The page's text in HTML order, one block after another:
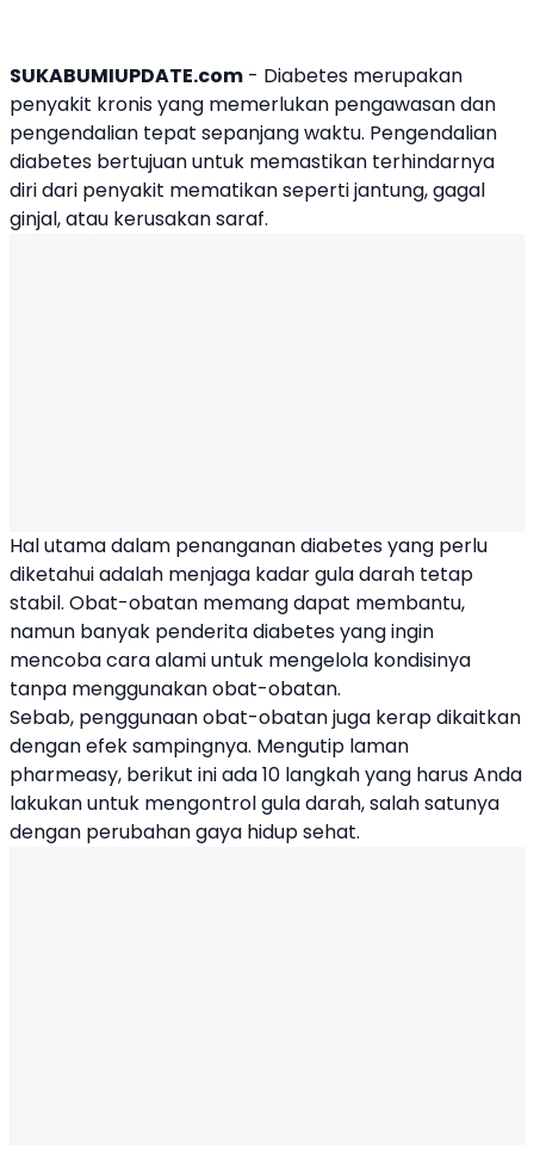
SUKABUMIUPDATE.com - Diabetes merupakan
penyakit kronis yang memerlukan pengawasan dan
pengendalian tepat sepanjang waktu. Pengendalian
diabetes bertujuan untuk memastikan terhindarnya
diri dari penyakit mematikan seperti jantung, gagal
ginjal, atau kerusakan saraf.
Hal utama dalam penanganan diabetes yang perlu
diketahui adalah menjaga kadar gula darah tetap
stabil. Obat-obatan memang dapat membantu,
namun banyak penderita diabetes yang ingin
mencoba cara alami untuk mengelola kondisinya
tanpa menggunakan obat-obatan.
Sebab, penggunaan obat-obatan juga kerap dikaitkan
dengan efek sampingnya. Mengutip laman
pharmeasy, berikut ini ada 10 langkah yang harus Anda
lakukan untuk mengontrol gula darah, salah satunya
dengan perubahan gaya hidup sehat.